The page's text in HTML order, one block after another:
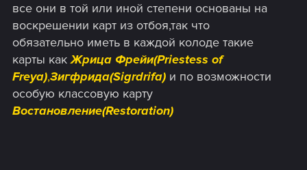
все они в той или иной степени основаны на
воскрешении карт из отбоя,так что
обязательно иметь в каждой колоде такие
карты какЖрица Фрейи(Priestess of
Freya),Зигфрида(Sigrdrifa) и по возможности
особую классовую карту
Востановление(Restoration)